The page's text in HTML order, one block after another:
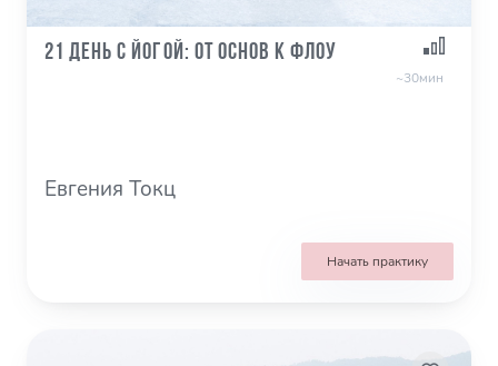
21 день с Йогой: от основ к Флоу
~30мин
Евгения Токц
Начать практику